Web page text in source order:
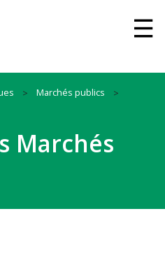
Marchés publics
Marchés